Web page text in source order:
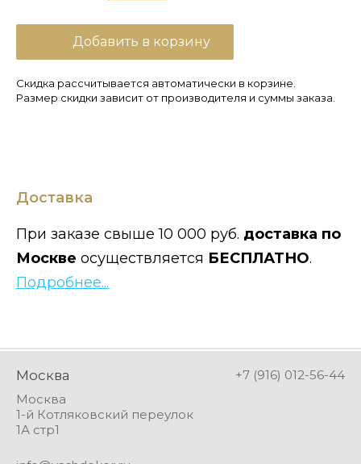
Добавить в корзину
Скидка рассчитывается автоматически в корзине.
Размер скидки зависит от производителя и суммы заказа.
Доставка
При заказе свыше 10 000 руб. доставка по
Москве осуществляется БЕСПЛАТНО.
Подробнее...
Москва
+7 (916) 012-56-44
Москва
1-й Котляковский переулок
1А стр1